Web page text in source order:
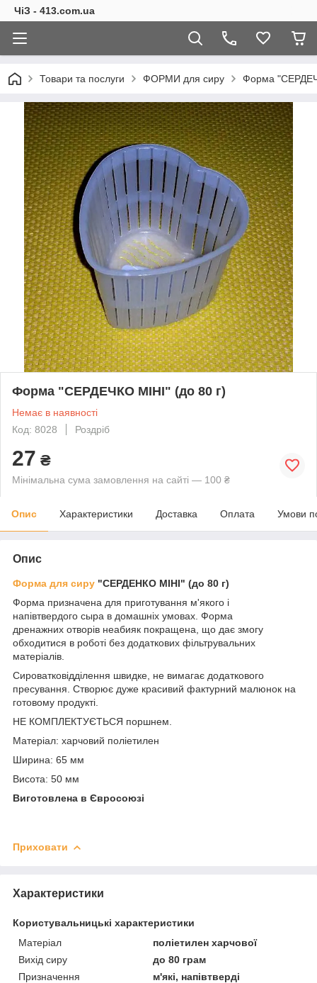
ЧіЗ - 413.com.ua
Товари та послуги ФОРМИ для сиру Форма
Форма "СЕРДЕЧКО МІНІ" (до 80 г)
Немає в наявності
Код: 8028
Роздріб
27 ₴
Мінімальна сума замовлення на сайті — 100 ₴
Опис Характеристики Доставка Оплата Умови
Опис
Форма для сиру "СЕРДЕНКО МІНІ" (до 80 г)
Форма призначена для приготування м'якого і
напівтвердого сыра в домашніх умовах. Форма
дренажних отворів неабияк покращена, що дає змогу
обходитися в роботі без додаткових фільтрувальних
матеріалів.
Сироватковідділення швидке, не вимагає додаткового
пресування. Створює дуже красивий фактурний малюнок на
готовому продукті.
НЕ КОМПЛЕКТУЄТЬСЯ поршнем.
Матеріал: харчовий поліетилен
Ширина: 65 мм
Висота: 50 мм
Виготовлена в Євросоюзі
Приховати
Характеристики
Користувальницькі характеристики
Матеріал
поліетилен харчової
Вихід сиру
до 80 грам
Призначення
м'які, напівтверді